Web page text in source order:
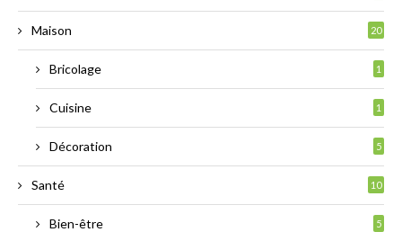
Maison 20
Bricolage 1
Cuisine 1
Décoration 5
Santé 10
Bien-être 5